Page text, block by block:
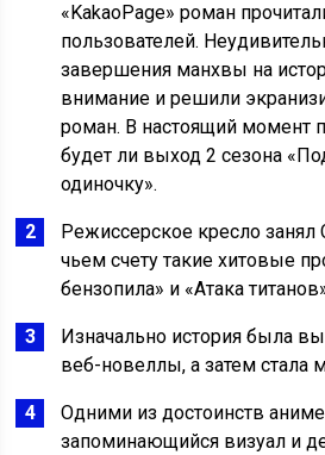
«KakaoPage» роман
пользователей.
завершения манхвы на
внимание и решили
роман. В настоящий момент
будет ли выход 2 сезона
одиночку».
Режиссерское кресло
чьем счету такие хитовые
бензопила» и «Атака
Изначально история была
веб-новеллы, а затем стала
Одними из достоинств
запоминающийся визуал и